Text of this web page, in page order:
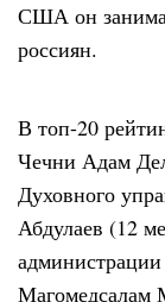
США он
россиян.
В топ-20
Чечни Адам
Духовного
Абдулаев (12
администрации
Магомедсалам